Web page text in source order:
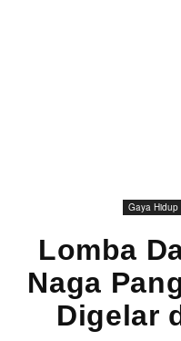
Gaya Hidup
Lomba
Naga
Digelar